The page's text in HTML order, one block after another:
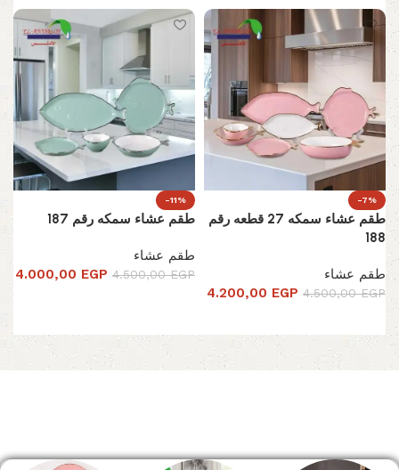
-7%
طقم عشاء سمكه 27 قطعه رقم
188
طقم عشاء
4.500,00EGP
4.200,00 EGP
-11%
طقم عشاء سمكه رقم 187
طقم عشاء
4.500,00EGP
4.000,00 EGP